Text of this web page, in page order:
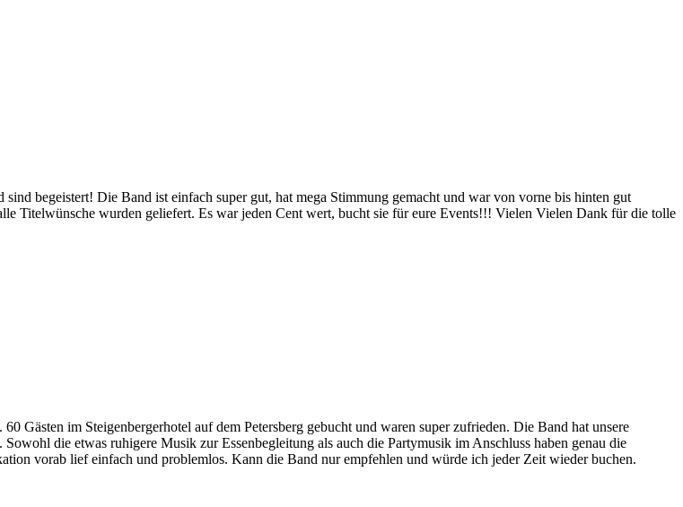
begeistert! Die Band ist einfach super gut, hat mega Stimmung gemacht und war von vorne bis hinten gut
Titelwünsche wurden geliefert. Es war jeden Cent wert, bucht sie für eure Events!!! Vielen Vielen Dank für die tolle
Gästen im Steigenbergerhotel auf dem Petersberg gebucht und waren super zufrieden. Die Band hat unsere
die etwas ruhigere Musik zur Essenbegleitung als auch die Partymusik im Anschluss haben genau die
vorab lief einfach und problemlos. Kann die Band nur empfehlen und würde ich jeder Zeit wieder buchen.